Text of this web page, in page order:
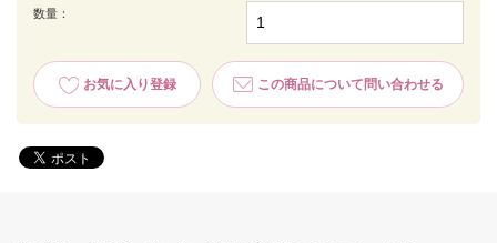
数量：
お気に入り登録 この商品について問い合わせる